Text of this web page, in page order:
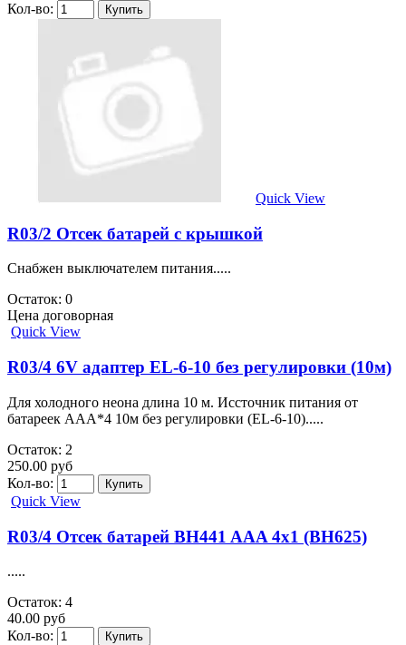
Кол-во:
Quick View
R03/2 Отсек батарей с крышкой
Снабжен выключателем питания.....
Остаток: 0
Цена договорная
Quick View
R03/4 6V адаптер EL-6-10 без регулировки (10м)
Для холодного неона длина 10 м. Иссточник питания от
батареек AAA*4 10м без регулировки (EL-6-10).....
Остаток: 2
250.00 руб
Кол-во:
Quick View
R03/4 Отсек батарей BH441 AAA 4x1 (BH625)
.....
Остаток: 4
40.00 руб
Кол-во: